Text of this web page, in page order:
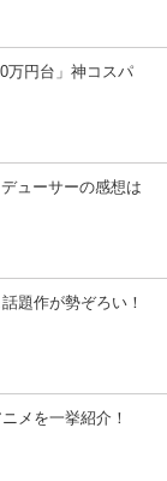
万円台」神コスパ
ューサーの感想は
題作が勢ぞろい！
メを一挙紹介！